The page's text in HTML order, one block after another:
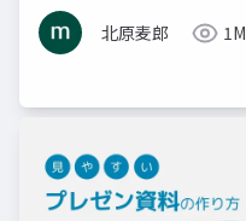
北原麦郎
1M